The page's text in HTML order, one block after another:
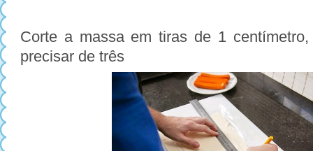
Corte a massa em tiras de 1
precisar de três